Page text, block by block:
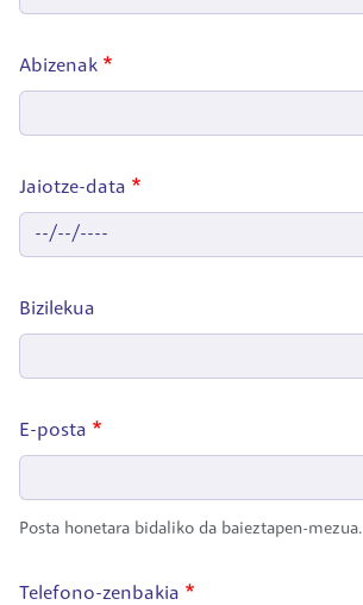
Abizenak
Jaiotze-data
Date
Bizilekua
E-posta
Posta honetara bidaliko da baieztapen-mezua.
Telefono-zenbakia